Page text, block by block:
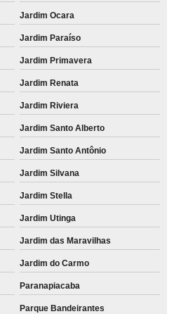
Jardim Ocara
Jardim Paraíso
Jardim Primavera
Jardim Renata
Jardim Riviera
Jardim Santo Alberto
Jardim Santo Antônio
Jardim Silvana
Jardim Stella
Jardim Utinga
Jardim das Maravilhas
Jardim do Carmo
Paranapiacaba
Parque Bandeirantes